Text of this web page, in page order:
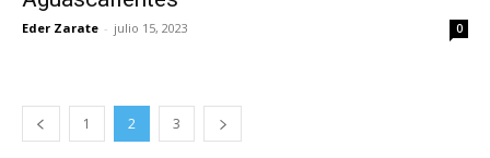
Eder Zarate - julio 15, 2023 0
1 2 3